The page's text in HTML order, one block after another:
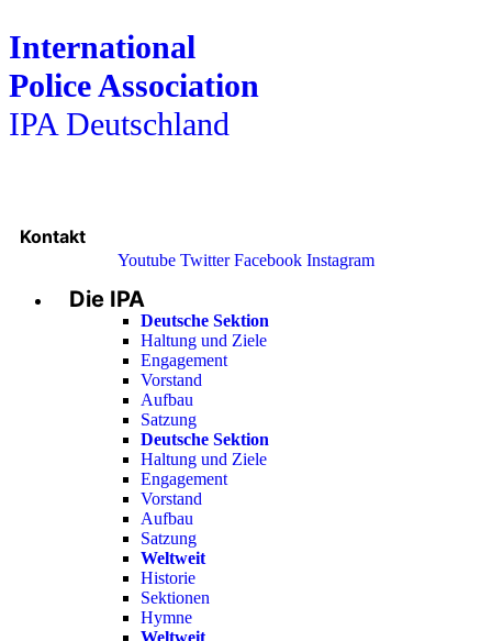
International
Police Association
IPA Deutschland
Kontakt
Youtube Twitter Facebook Instagram
Menu
Die IPA
Deutsche Sektion
Haltung und Ziele
Engagement
Vorstand
Aufbau
Satzung
Deutsche Sektion
Haltung und Ziele
Engagement
Vorstand
Aufbau
Satzung
Weltweit
Historie
Sektionen
Hymne
Weltweit